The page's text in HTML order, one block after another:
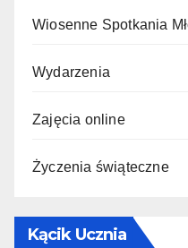
Wiosenne Spotkania
Wydarzenia
Zajęcia online
Życzenia świąteczne
Kącik Ucznia